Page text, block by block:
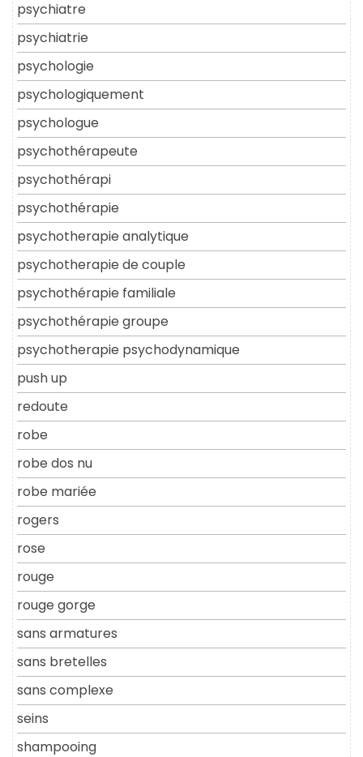
psychiatre
psychiatrie
psychologie
psychologiquement
psychologue
psychothérapeute
psychothérapi
psychothérapie
psychotherapie analytique
psychotherapie de couple
psychothérapie familiale
psychothérapie groupe
psychotherapie psychodynamique
push up
redoute
robe
robe dos nu
robe mariée
rogers
rose
rouge
rouge gorge
sans armatures
sans bretelles
sans complexe
seins
shampooing